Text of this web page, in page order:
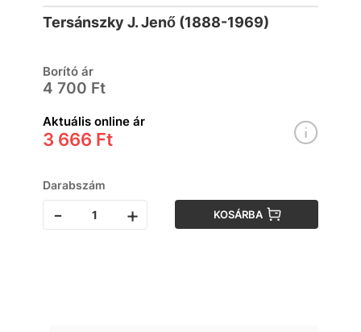
Tersánszky J. Jenő (1888-1969)
Borító ár
4 700 Ft
Aktuális online ár
3 666 Ft
Darabszám
- + KOSÁRBA